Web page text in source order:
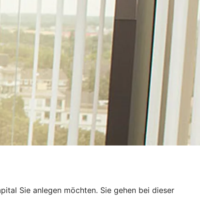
Sie anlegen möchten. Sie gehen bei dieser